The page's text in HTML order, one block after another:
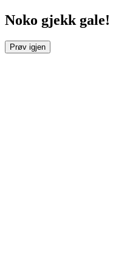
Noko gjekk gale!
Prøv igjen